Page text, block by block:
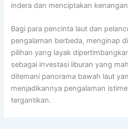
indera dan menciptakan
Bagi para pencinta laut dan
pengalaman berbeda, menginap
pilihan yang layak
sebagai investasi liburan yang
ditemani panorama bawah laut
menjadikannya pengalaman
tergantikan.